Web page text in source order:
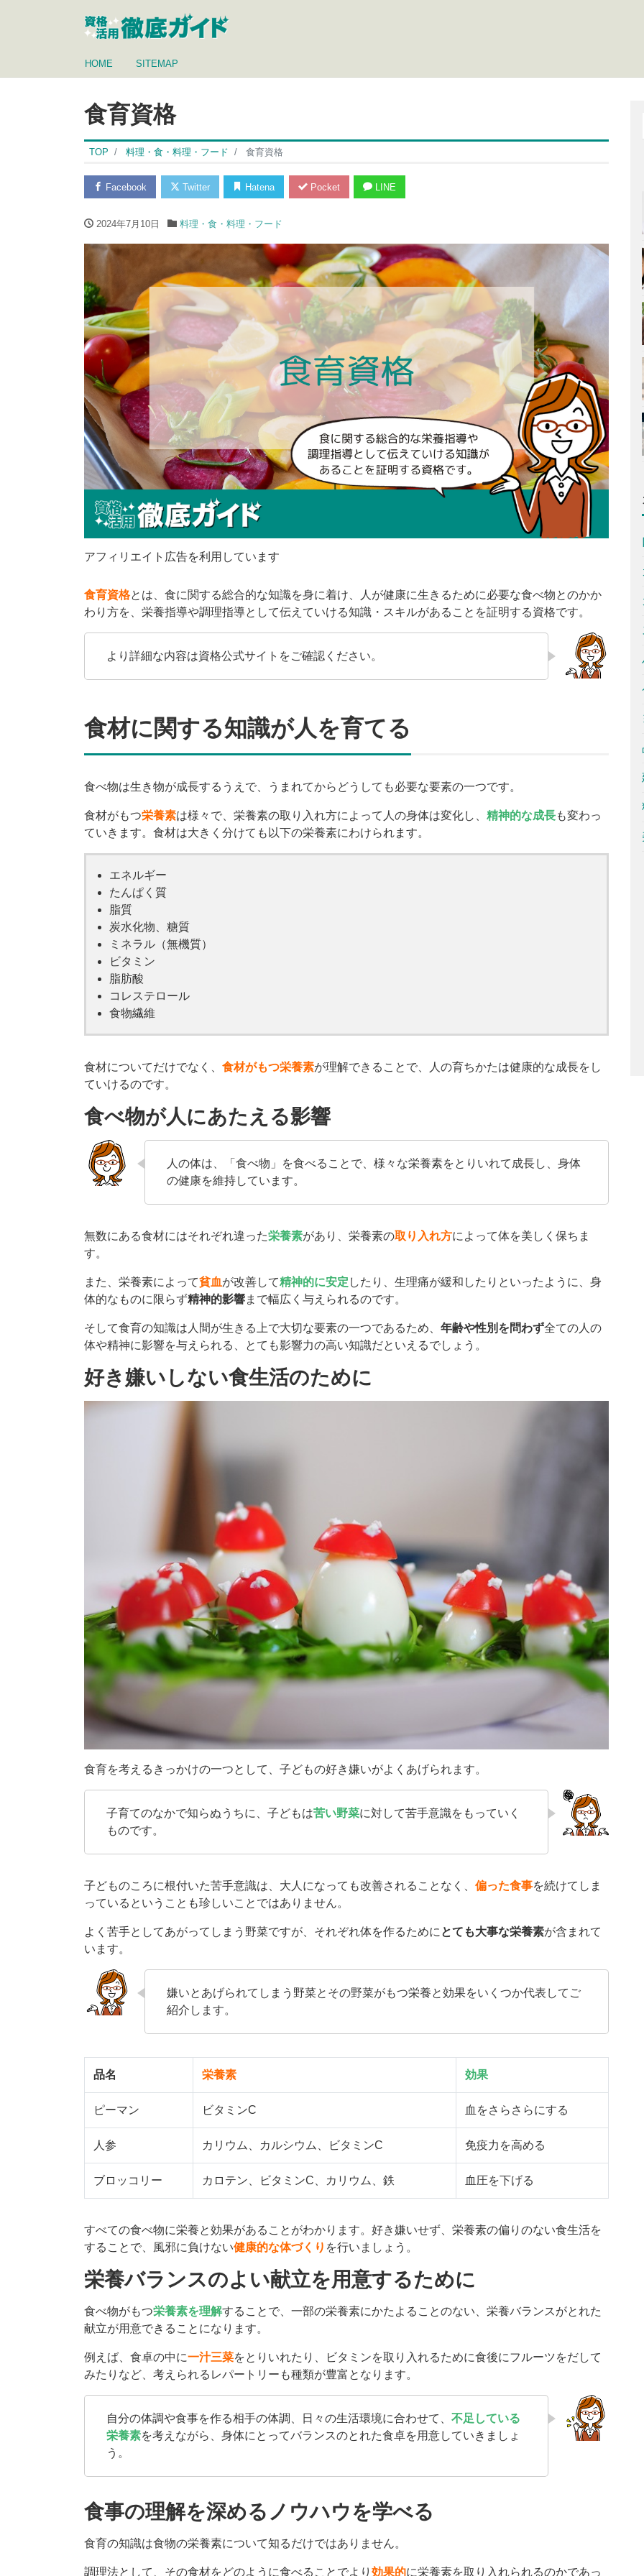
HOME SITEMAP
食育資格
TOP 料理・食・料理・フード 食育資格
Facebook Twitter Hatena Pocket LINE
2024年7月10日 料理・食・料理・フード
アフィリエイト広告を利用しています
食育資格とは、食に関する総合的な知識を身に着け、人が健康に生きるために必要な食べ物とのかか
わり方を、栄養指導や調理指導として伝えていける知識・スキルがあることを証明する資格です。
より詳細な内容は資格公式サイトをご確認ください。
食材に関する知識が人を育てる
食べ物は生き物が成長するうえで、うまれてからどうしても必要な要素の一つです。
食材がもつ栄養素は様々で、栄養素の取り入れ方によって人の身体は変化し、 精神的な成長も変わっ
ていきます。食材は大きく分けても以下の栄養素にわけられます。
エネルギー
たんぱく質
脂質
炭水化物、糖質
ミネラル（無機質）
ビタミン
脂肪酸
コレステロール
食物繊維
食材についてだけでなく、 食材がもつ栄養素が理解できることで、人の育ちかたは健康的な成長をし
ていけるのです。
食べ物が人にあたえる影響
人の体は、「食べ物」を食べることで、様々な栄養素をとりいれて成長し、身体
の健康を維持しています。
無数にある食材にはそれぞれ違った栄養素があり、栄養素の取り入れ方によって体を美しく保ちま
す。
また、栄養素によって貧血が改善して精神的に安定 したり、生理痛が緩和したりといったように、身
体的なものに限らず精神的影響まで幅広く与えられるのです。
そして食育の知識は人間が生きる上で大切な要素の一つであるため、 年齢や性別を問わず全ての人の
体や精神に影響を与えられる、とても影響力の高い知識だといえるでしょう。
好き嫌いしない食生活のために
食育を考えるきっかけの一つとして、子どもの好き嫌いがよくあげられます。
子育てのなかで知らぬうちに、子どもは苦い野菜に対して苦手意識をもっていく
ものです。
子どものころに根付いた苦手意識は、大人になっても改善されることなく、 偏った食事を続けてしま
っているということも珍しいことではありません。
よく苦手としてあがってしまう野菜ですが、それぞれ体を作るために とても大事な栄養素が含まれて
います。
嫌いとあげられてしまう野菜とその野菜がもつ栄養と効果をいくつか代表してご
紹介します。
品名 栄養素 効果
ピーマン ビタミンC 血をさらさらにする
人参 カリウム、カルシウム、ビタミンC 免疫力を高める
ブロッコリー カロテン、ビタミンC、カリウム、鉄 血圧を下げる
すべての食べ物に栄養と効果があることがわかります。好き嫌いせず、栄養素の偏りのない食生活を
することで、風邪に負けない健康的な体づくり を行いましょう。
栄養バランスのよい献立を用意するために
食べ物がもつ栄養素を理解することで、一部の栄養素にかたよることのない、栄養バランスがとれた
献立が用意できることになります。
例えば、食卓の中に一汁三菜をとりいれたり、ビタミンを取り入れるために食後にフルーツをだして
みたりなど、考えられるレパートリーも種類が豊富となります。
自分の体調や食事を作る相手の体調、日々の生活環境に合わせて、 不足している
栄養素を考えながら、身体にとってバランスのとれた食卓を用意していきましょ
う。
食事の理解を深めるノウハウを学べる
食育の知識は食物の栄養素について知るだけではありません。
調理法として、その食材をどのように食べることでより 効果的に栄養素を取り入れられるのかであっ